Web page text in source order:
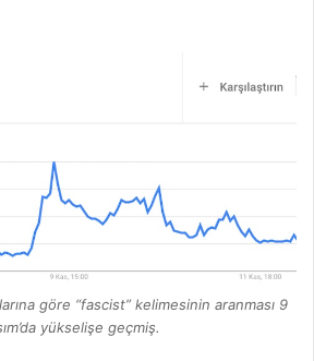
göre “fascist” kelimesinin aranması 9
yükselişe geçmiş.